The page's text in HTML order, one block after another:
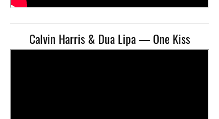
Calvin Harris & Dua Lipa — One Kiss